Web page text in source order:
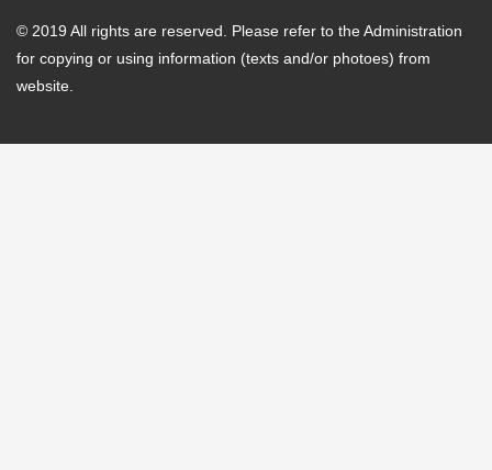
© 2019 All rights are reserved. Please refer to the Administration
for copying or using information (texts and/or photoes) from
website.